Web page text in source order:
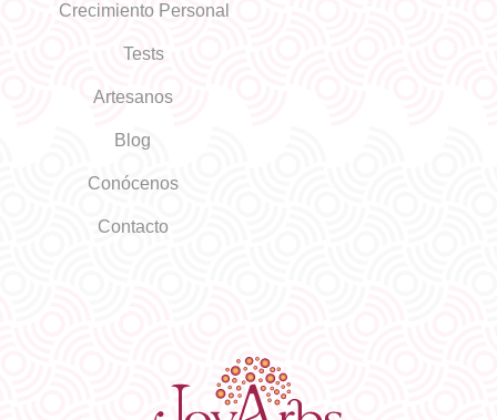
Crecimiento Personal
Tests
Artesanos
Blog
Conócenos
Contacto